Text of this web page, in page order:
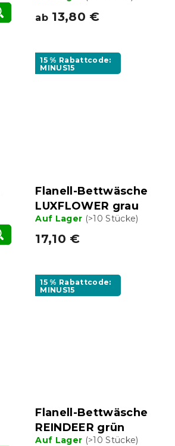
ab 13,80 €
15 % Rabattcode:
MINUS15
Flanell-Bettwäsche
LUXFLOWER grau
Auf Lager (>10 Stücke)
17,10 €
15 % Rabattcode:
MINUS15
Flanell-Bettwäsche
REINDEER grün
Auf Lager (>10 Stücke)